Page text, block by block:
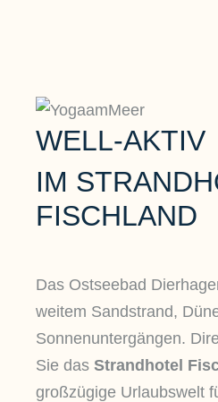
WELL-AKTIV
IM
FISCHLAND
Das Ostseebad
weitem Sandstrand,
Sonnenuntergängen.
Sie das Strandhotel
großzügige Urlaubswelt